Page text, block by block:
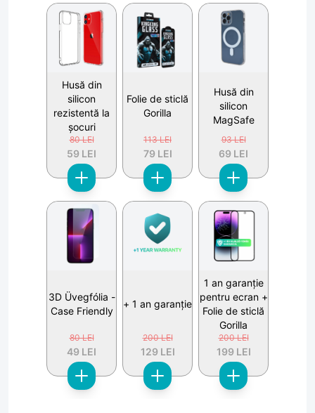
Husă din
silicon
rezistentă la
șocuri
80 LEI
59 LEI
Folie de sticlă
Gorilla
113 LEI
79 LEI
Husă din
silicon
MagSafe
93 LEI
69 LEI
3D Üvegfólia -
Case Friendly
80 LEI
49 LEI
+ 1 an garanție
200 LEI
129 LEI
1 an garanție
pentru ecran +
Folie de sticlă
Gorilla
200 LEI
199 LEI